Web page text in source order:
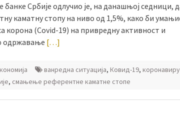
Србије одлучио је, на данашњој седници,
каматну стопу на ниво од 1,5%, како би
корона (Covid-19) на привредну активност и
одржавање […]
ванредна ситуација, Ковид-19,
, смањење референтне каматне стопе